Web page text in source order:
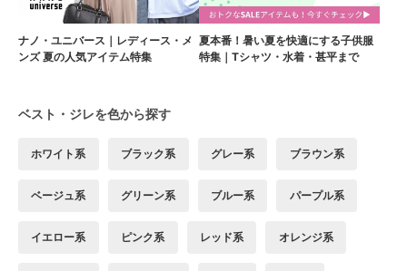
ナノ・ユニバース｜レディース・メ
ンズ 夏の人気アイテム特集
夏本番！暑い夏を快適にする子供服
特集｜Tシャツ・水着・甚平まで
ベスト・ジレを色から探す
ホワイト系 ブラック系 グレー系 ブラウン系
ベージュ系 グリーン系 ブルー系 パープル系
イエロー系 ピンク系 レッド系 オレンジ系